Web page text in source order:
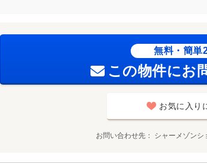
無料・簡単
この物件にお
お気に入り
お問い合わせ先 シャーメゾン